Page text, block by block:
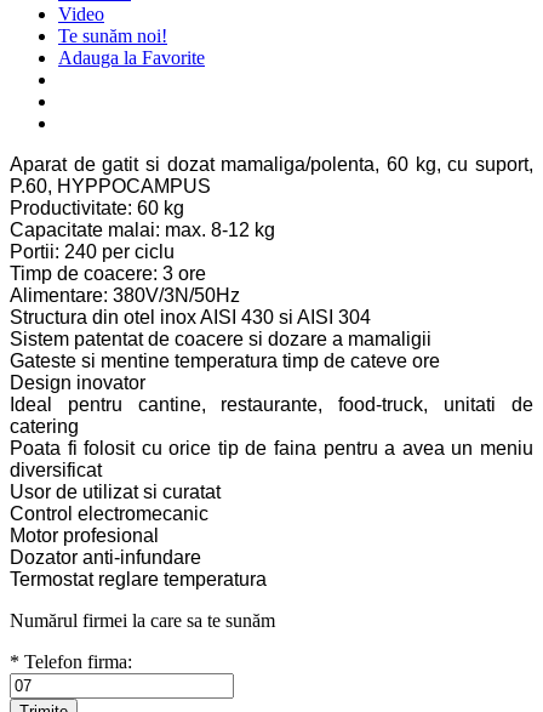
Video
Te sunăm noi!
Adauga la Favorite
Aparat de gatit si dozat mamaliga/polenta, 60 kg, cu suport,
P.60, HYPPOCAMPUS
Productivitate: 60 kg
Capacitate malai: max. 8-12 kg
Portii: 240 per ciclu
Timp de coacere: 3 ore
Alimentare: 380V/3N/50Hz
Structura din otel inox AISI 430 si AISI 304
Sistem patentat de coacere si dozare a mamaligii
Gateste si mentine temperatura timp de cateve ore
Design inovator
Ideal pentru cantine, restaurante, food-truck, unitati de
catering
Poata fi folosit cu orice tip de faina pentru a avea un meniu
diversificat
Usor de utilizat si curatat
Control electromecanic
Motor profesional
Dozator anti-infundare
Termostat reglare temperatura
Numărul firmei la care sa te sunăm
* Telefon firma: